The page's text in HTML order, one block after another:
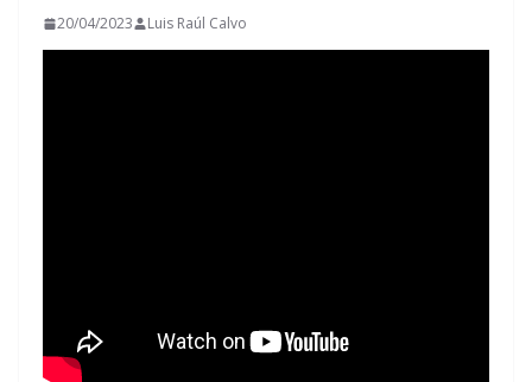
20/04/2023 Luis Raúl Calvo